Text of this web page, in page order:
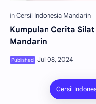
Kumpulan Cerita
Mandarin